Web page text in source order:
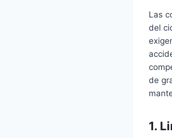
Las
del
de
1.